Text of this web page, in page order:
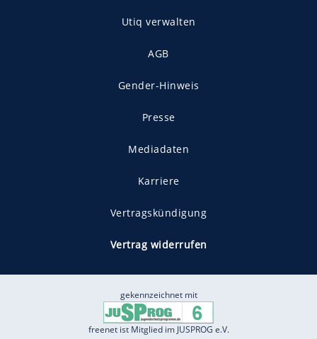
Utiq verwalten
AGB
Gender-Hinweis
Presse
Mediadaten
Karriere
Vertragskündigung
Vertrag widerrufen
gekennzeichnet mit
freenet ist Mitglied im JUSPROG e.V.